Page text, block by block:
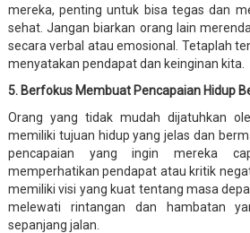
mereka, penting untuk bisa tegas dan
sehat. Jangan biarkan orang lain
secara verbal atau emosional. Tetaplah
menyatakan pendapat dan keinginan kita.
5. Berfokus Membuat Pencapaian Hidup
Orang yang tidak mudah dijatuhkan
memiliki tujuan hidup yang jelas dan
pencapaian yang ingin mereka
memperhatikan pendapat atau kritik
memiliki visi yang kuat tentang masa
melewati rintangan dan hambatan
sepanjang jalan.